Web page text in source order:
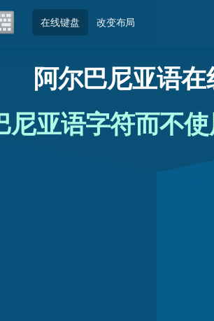
在线键盘 改变布局
阿尔巴尼亚语
尼亚语字符而不